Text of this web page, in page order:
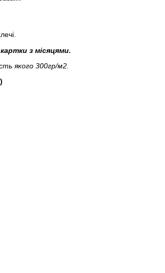
з місяцями.
якого 300гр/м2.